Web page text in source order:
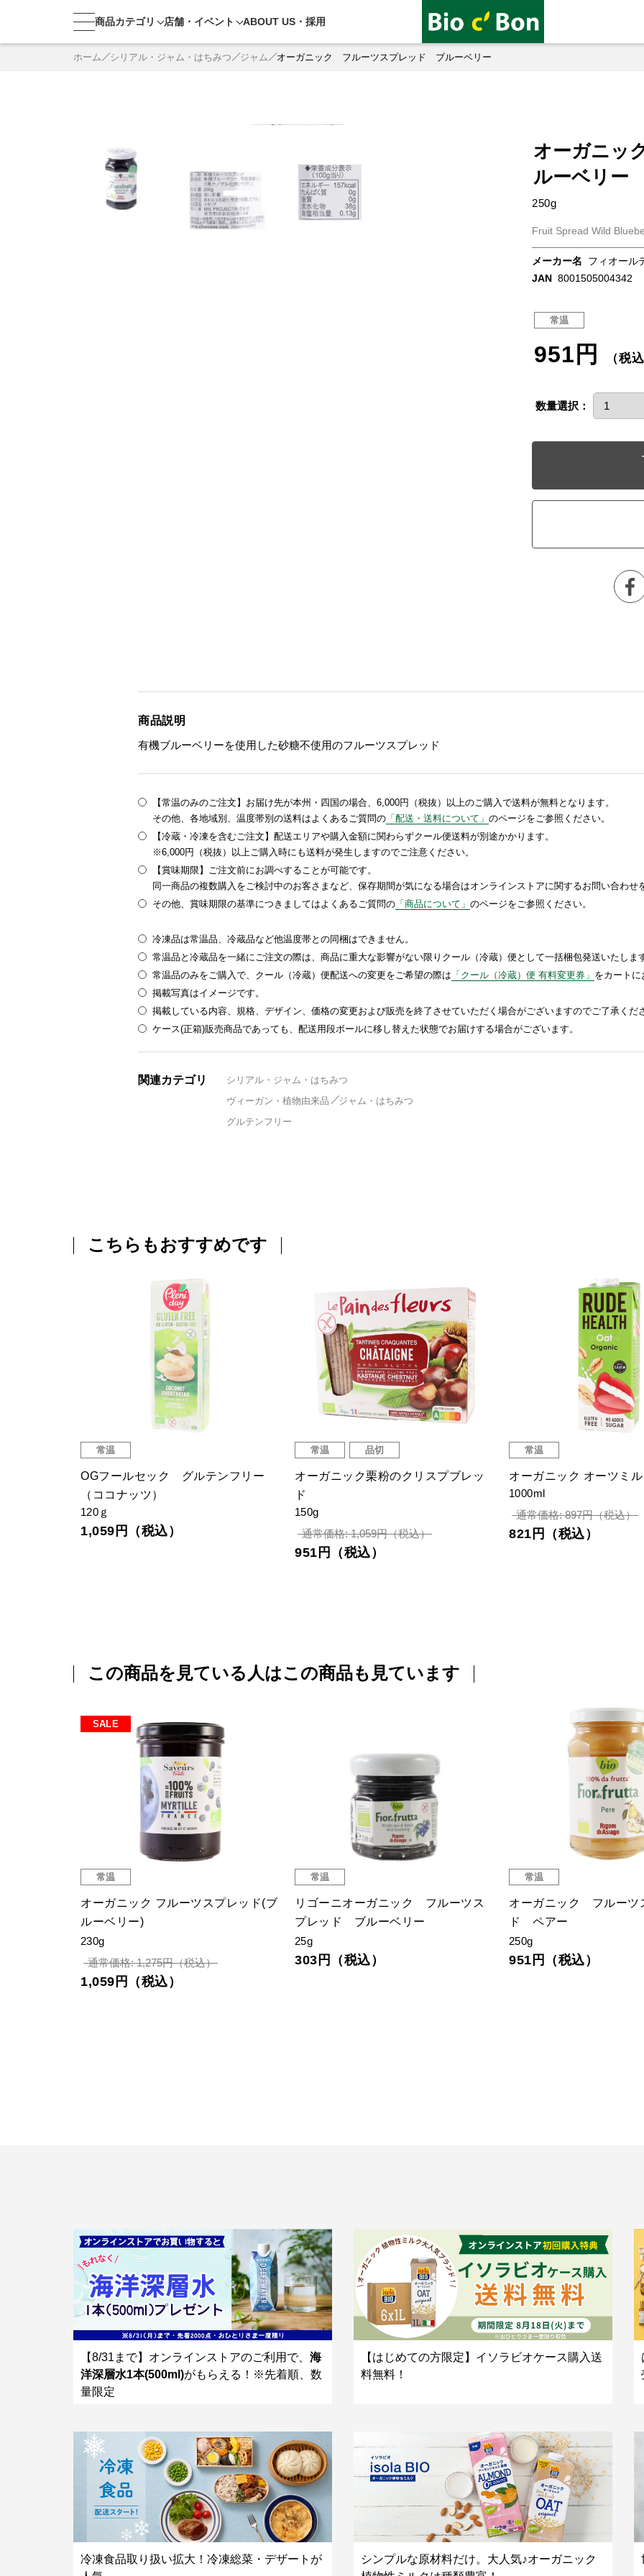
商品カテゴリ 店舗・ イベント ABOUT US・ 採用
ホーム シリアル・ジャム・はちみつ ジャム オーガニック フルーツスプレッド ブルーベリー
オーガニ
ルーベリー
250g
Fruit Spread Wild
メーカー名
フィオール
JAN 8001505004342
常温
951円 （税込
数量選択：
商品説明
有機ブルーベリーを使用した砂糖不使用のフルーツスプレッド
【常温のみのご注文】お届け先が本州・四国の場合、6,000円（税抜）以上のご購入で送料が無料となります。
その他、各地域別、温度帯別の送料はよくあるご質問の 「配送・送料について」 のページをご参照ください。
【冷蔵・冷凍を含むご注文】配送エリアや購入金額に関わらずクール便送料が別途かかります。
※6,000円（税抜）以上ご購入時にも送料が発生しますのでご注意ください。
【賞味期限】ご注文前にお調べすることが可能です。
同一商品の複数購入をご検討中のお客さまなど、保存期間が気になる場合はオンラインストアに関するお問い合わせ
その他、賞味期限の基準につきましてはよくあるご質問の 「商品について」 のページをご参照ください。
冷凍品は常温品、冷蔵品など他温度帯との同梱はできません。
常温品と冷蔵品を一緒にご注文の際は、商品に重大な影響がない限りクール（冷蔵）便として一括梱包発送いたします
常温品のみをご購入で、クール（冷蔵）便配送への変更をご希望の際は 「クール（冷蔵）便 有料変更券」 をカートに
掲載写真はイメージです。
掲載している内容、規格、デザイン、価格の変更および販売を終了させていただく場合がございますのでご了承くだ
ケース(正箱)販売商品であっても、配送用段ボールに移し替えた状態でお届けする場合がございます。
関連カテゴリ
シリアル・ジャム・はちみつ
ヴィーガン・植物由来品
ジャム・はちみつ
グルテンフリー
こちらもおすすめです
常温
オーガニック ピーナッツバター
100％（スムース）
350g
通常価格: 1,685円（税込）
常温
オーガニックそば粉のクリスプブレ
ッド
150g
1,059円（税込）
常温
お米のホットケーキミッ
200ｇ
376円（税込）
この商品を見ている人はこの商品も見ています
常温
オーガニック フルーツスプレッ
ド レモン
260g
951円（税込）
常温
リゴーニ オーガニック フルーツ
スプレッド ストロベリー
25g
303円（税込）
常温
オーガニック 大豆ミート
ロネーゼ
190g
646円（税込）
【8/31まで】オンラインストアのご利用で、 海
洋深層水1本(500ml)がもらえる！※先着順、数
量限定
【はじめての方限定】イソラビオケース購入送
料無料！
冷凍食品取り扱い拡大！冷凍総菜・デザートが
シンプルな原材料だけ。大人気♪オーガニック